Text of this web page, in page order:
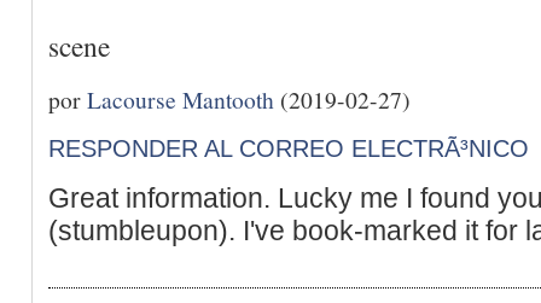
scene
porLacourse Mantooth (2019-02-27)
RESPONDER AL CORREO ELECTRÃ³NICO
Great information. Lucky me I found
(stumbleupon). I've book-marked it for